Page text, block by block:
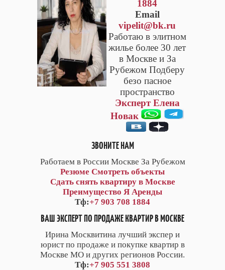
1884
Email
vipelit@bk.ru
Работаю в элитном
жилье более 30 лет
в Москве и За
Рубежом Подберу
безо пасное
пространство
Эксперт Елена
Новак
ЗВОНИТЕ НАМ
Работаем в России Москве За Рубежом
Резюме Смотреть объекты
Сдать снять квартиру в Москве
Преимущество Я Аренды
Тф:+7 903 708 1884
ВАШ ЭКСПЕРТ ПО ПРОДАЖЕ КВАРТИР В МОСКВЕ
Ирина Москвитина лучший экспер и
юрист по продаже и покупке квартир в
Москве МО и других регионов России.
Тф:+7 905 551 3808